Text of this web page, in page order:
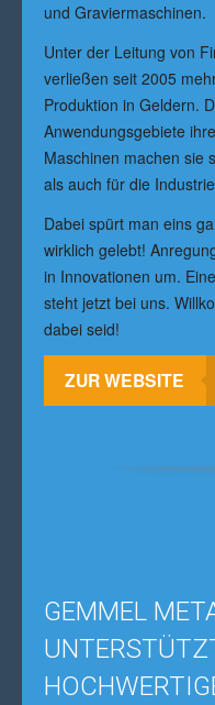
und Graviermaschinen.
Unter der Leitung von
verließen seit 2005
Produktion in Geldern.
Anwendungsgebiete
Maschinen machen sie
als auch für die
Dabei spürt man eins
wirklich gelebt!
in Innovationen um.
steht jetzt bei uns.
dabei seid!
ZUR WEBSITE
GEMMEL